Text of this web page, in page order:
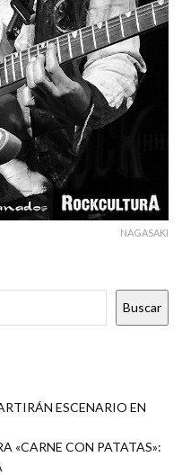
NAGASAKI
Buscar
ESCENARIO EN
«CARNE CON PATATAS»: